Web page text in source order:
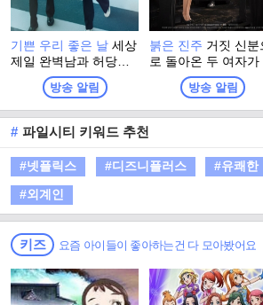
기쁜 우리 좋은 날세상
제일 완벽남과 허당녀
의 일촉즉발 생사 쟁탈
전! 저마다 '내 인생의
주인공'이 되고픈, 다양
한 세대가 만들어가는
멜로 가족 드라마
방송 알림
붉은 진주 거짓 신분
로 돌아온 두 여자가
델 가에 감춰진 죄악
진실을 밝혀내는 복수
연대기를 그리는 드
방송 알림
# 파일시티 키워드 추천
#넷플릭스 #디즈니플러스 #유쾌한
#외계인
키즈 요즘 아이들이 좋아하는건 다 모아봤어요